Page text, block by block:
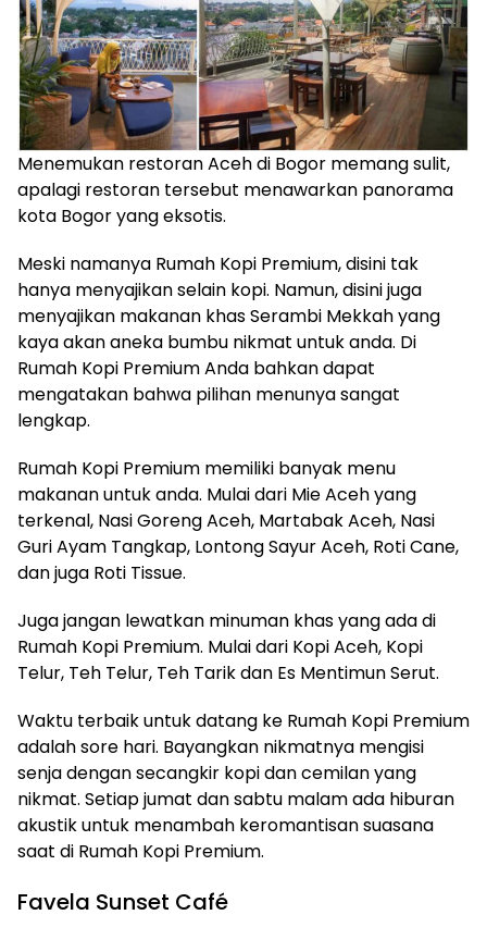
Menemukan restoran Aceh di Bogor memang sulit,
apalagi restoran tersebut menawarkan panorama
kota Bogor yang eksotis.
Meski namanya Rumah Kopi Premium, disini tak
hanya menyajikan selain kopi. Namun, disini juga
menyajikan makanan khas Serambi Mekkah yang
kaya akan aneka bumbu nikmat untuk anda. Di
Rumah Kopi Premium Anda bahkan dapat
mengatakan bahwa pilihan menunya sangat
lengkap.
Rumah Kopi Premium memiliki banyak menu
makanan untuk anda. Mulai dari Mie Aceh yang
terkenal, Nasi Goreng Aceh, Martabak Aceh, Nasi
Guri Ayam Tangkap, Lontong Sayur Aceh, Roti Cane,
dan juga Roti Tissue.
Juga jangan lewatkan minuman khas yang ada di
Rumah Kopi Premium. Mulai dari Kopi Aceh, Kopi
Telur, Teh Telur, Teh Tarik dan Es Mentimun Serut.
Waktu terbaik untuk datang ke Rumah Kopi Premium
adalah sore hari. Bayangkan nikmatnya mengisi
senja dengan secangkir kopi dan cemilan yang
nikmat. Setiap jumat dan sabtu malam ada hiburan
akustik untuk menambah keromantisan suasana
saat di Rumah Kopi Premium.
Favela Sunset Café